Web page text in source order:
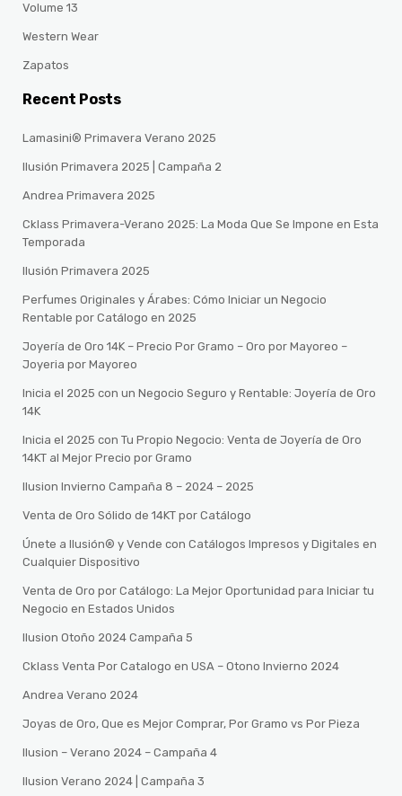
Volume 13
Western Wear
Zapatos
Recent Posts
Lamasini® Primavera Verano 2025
Ilusión Primavera 2025 | Campaña 2
Andrea Primavera 2025
Cklass Primavera-Verano 2025: La Moda Que Se Impone en Esta
Temporada
Ilusión Primavera 2025
Perfumes Originales y Árabes: Cómo Iniciar un Negocio
Rentable por Catálogo en 2025
Joyería de Oro 14K – Precio Por Gramo – Oro por Mayoreo –
Joyeria por Mayoreo
Inicia el 2025 con un Negocio Seguro y Rentable: Joyería de Oro
14K
Inicia el 2025 con Tu Propio Negocio: Venta de Joyería de Oro
14KT al Mejor Precio por Gramo
Ilusion Invierno Campaña 8 – 2024 – 2025
Venta de Oro Sólido de 14KT por Catálogo
Únete a Ilusión® y Vende con Catálogos Impresos y Digitales en
Cualquier Dispositivo
Venta de Oro por Catálogo: La Mejor Oportunidad para Iniciar tu
Negocio en Estados Unidos
Ilusion Otoño 2024 Campaña 5
Cklass Venta Por Catalogo en USA – Otono Invierno 2024
Andrea Verano 2024
Joyas de Oro, Que es Mejor Comprar, Por Gramo vs Por Pieza
Ilusion – Verano 2024 – Campaña 4
Ilusion Verano 2024 | Campaña 3